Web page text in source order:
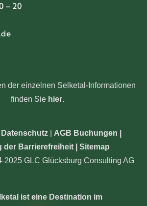
– 20
der einzelnen Selketal-Informationen
finden Sie hier.
Datenschutz| AGB Buchungen
der Barrierefreiheit | Sitemap
2025 GLC Glücksburg Consulting AG
ist eine Destination im